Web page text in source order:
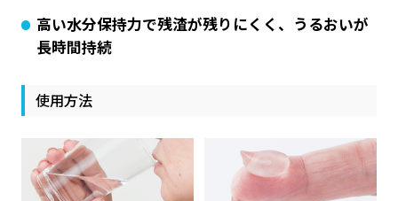
高い水分保持力で残渣が残りにくく、うるおいが
長時間持続
使用方法